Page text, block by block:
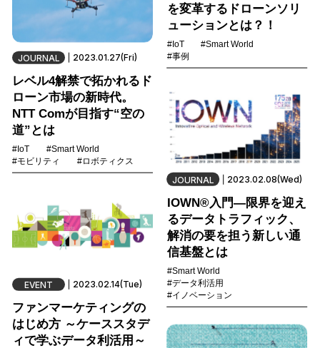
を変革するドローンソリ
ューションとは？！
#IoT
#Smart World
#事例
JOURNAL 2023.01.27(Fri)
レベル4解禁で拓かれるド
ローン市場の新時代。
NTT Comが目指す“空の
道”とは
#IoT
#Smart World
#モビリティ
#ロボティクス
JOURNAL 2023.02.08(Wed)
IOWN®︎入門―限界を迎え
るデータトラフィック、
解消の要を担う新しい通
信基盤とは
#Smart World
#データ利活用
#イノベーション
EVENT 2023.02.14(Tue)
ファンマーケティングの
はじめ方 ～ケーススタデ
ィで学ぶデータ利活用～​